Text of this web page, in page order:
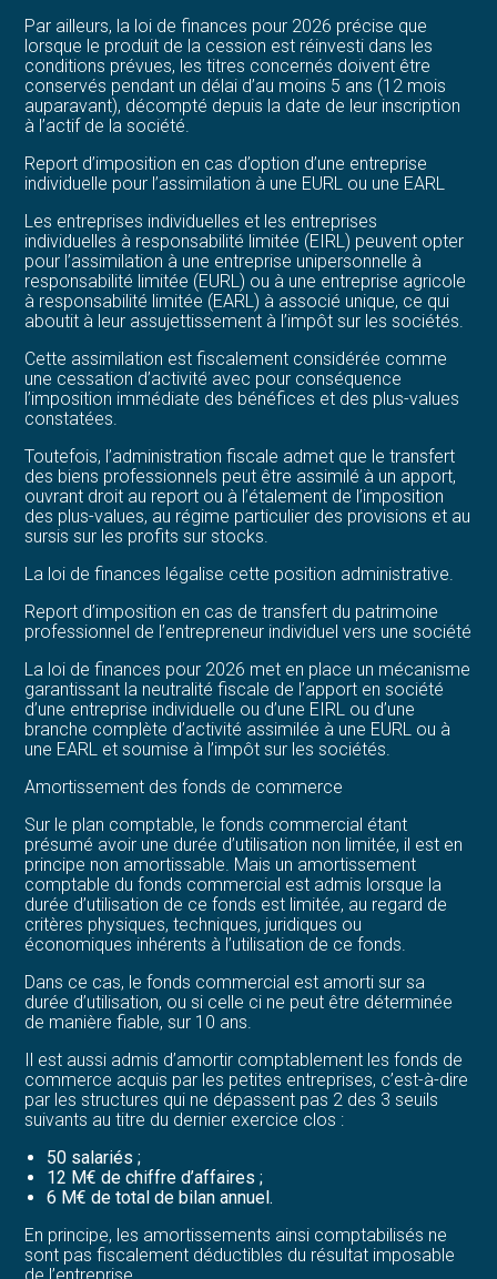
Par ailleurs, la loi de finances pour 2026 précise que
lorsque le produit de la cession est réinvesti dans les
conditions prévues, les titres concernés doivent être
conservés pendant un délai d’au moins 5 ans (12 mois
auparavant), décompté depuis la date de leur inscription
à l’actif de la société.
Report d’imposition en cas d’option d’une entreprise
individuelle pour l’assimilation à une EURL ou une EARL
Les entreprises individuelles et les entreprises
individuelles à responsabilité limitée (EIRL) peuvent opter
pour l’assimilation à une entreprise unipersonnelle à
responsabilité limitée (EURL) ou à une entreprise agricole
à responsabilité limitée (EARL) à associé unique, ce qui
aboutit à leur assujettissement à l’impôt sur les sociétés.
Cette assimilation est fiscalement considérée comme
une cessation d’activité avec pour conséquence
l’imposition immédiate des bénéfices et des plus-values
constatées.
Toutefois, l’administration fiscale admet que le transfert
des biens professionnels peut être assimilé à un apport,
ouvrant droit au report ou à l’étalement de l’imposition
des plus-values, au régime particulier des provisions et au
sursis sur les profits sur stocks.
La loi de finances légalise cette position administrative.
Report d’imposition en cas de transfert du patrimoine
professionnel de l’entrepreneur individuel vers une société
La loi de finances pour 2026 met en place un mécanisme
garantissant la neutralité fiscale de l’apport en société
d’une entreprise individuelle ou d’une EIRL ou d’une
branche complète d’activité assimilée à une EURL ou à
une EARL et soumise à l’impôt sur les sociétés.
Amortissement des fonds de commerce
Sur le plan comptable, le fonds commercial étant
présumé avoir une durée d’utilisation non limitée, il est en
principe non amortissable. Mais un amortissement
comptable du fonds commercial est admis lorsque la
durée d’utilisation de ce fonds est limitée, au regard de
critères physiques, techniques, juridiques ou
économiques inhérents à l’utilisation de ce fonds.
Dans ce cas, le fonds commercial est amorti sur sa
durée d’utilisation, ou si celle ci ne peut être déterminée
de manière fiable, sur 10 ans.
Il est aussi admis d’amortir comptablement les fonds de
commerce acquis par les petites entreprises, c’est-à-dire
par les structures qui ne dépassent pas 2 des 3 seuils
suivants au titre du dernier exercice clos :
50 salariés ;
12 M€ de chiffre d’affaires ;
6 M€ de total de bilan annuel.
En principe, les amortissements ainsi comptabilisés ne
sont pas fiscalement déductibles du résultat imposable
de l’entreprise.